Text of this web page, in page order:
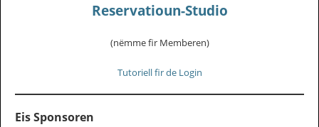
Reservatioun-Studio
(nëmme fir Memberen)
Tutoriell fir de Login
Eis Sponsoren